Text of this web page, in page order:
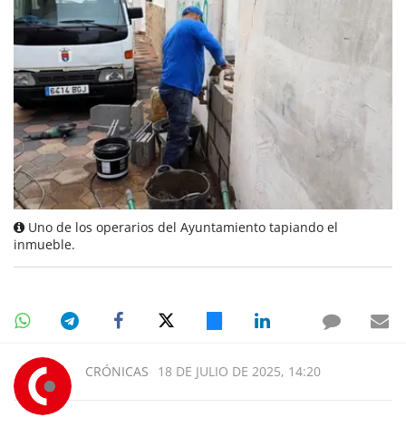
Uno de los operarios del Ayuntamiento tapiando el
inmueble.
CRÓNICAS 18 DE JULIO DE 2025, 14:20